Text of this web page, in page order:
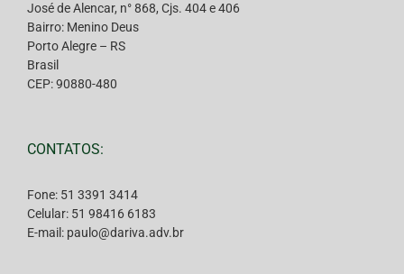
José de Alencar, n° 868, Cjs. 404 e 406
Bairro: Menino Deus
Porto Alegre – RS
Brasil
CEP: 90880-480
CONTATOS:
Fone: 51 3391 3414
Celular: 51 98416 6183
E-mail: paulo@dariva.adv.br